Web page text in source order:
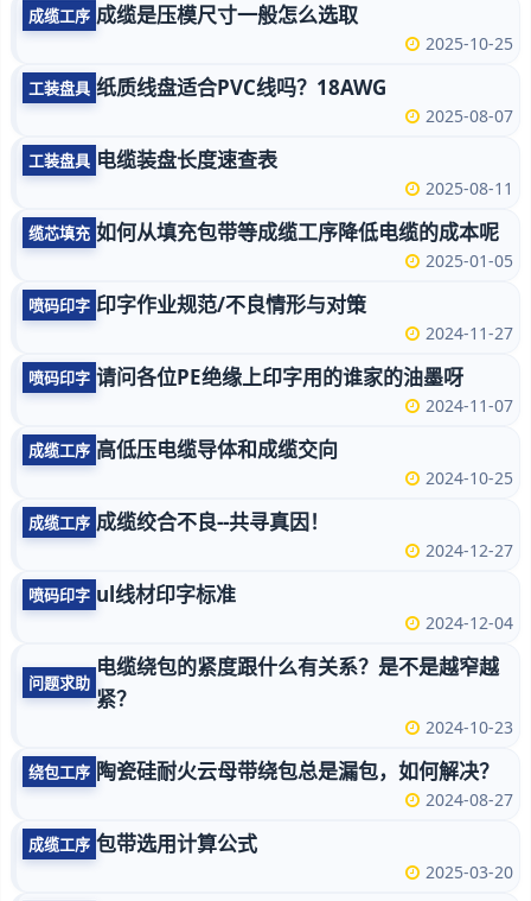
成缆工序 成缆是压模尺寸一般怎么选取
2025-10-25
工装盘具 纸质线盘适合PVC线吗？18AWG
2025-08-07
工装盘具 电缆装盘长度速查表
2025-08-11
缆芯填充 如何从填充包带等成缆工序降低电缆的成本呢
2025-01-05
喷码印字 印字作业规范/不良情形与对策
2024-11-27
喷码印字 请问各位PE绝缘上印字用的谁家的油墨呀
2024-11-07
成缆工序 高低压电缆导体和成缆交向
2024-10-25
成缆工序 成缆绞合不良--共寻真因！
2024-12-27
喷码印字 ul线材印字标准
2024-12-04
问题求助
电缆绕包的紧度跟什么有关系？是不是越窄越
紧？
2024-10-23
绕包工序 陶瓷硅耐火云母带绕包总是漏包，如何解决？
2024-08-27
成缆工序 包带选用计算公式
2025-03-20